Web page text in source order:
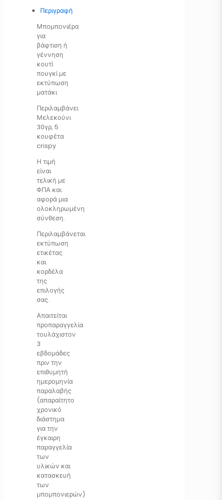
Περιγραφή
Μπομπονιέρα
για
βάφτιση ή
γέννηση
κουτί
πουγκί με
εκτύπωση
ματάκι
Περιλαμβάνει
Μελεκούνι
30γρ, 5
κουφέτα
crispy
Η τιμή
είναι
τελική με
ΦΠΑ και
αφορά μια
ολοκληρωμένη
σύνθεση.
Περιλαμβάνεται
εκτύπωση
ετικέτας
και
κορδέλα
της
επιλογής
σας.
Απαιτείται
προπαραγγελία
τουλάχιστον
3
εβδομάδες
πριν την
επιθυμητή
ημερομηνία
παραλαβής
(απαραίτητο
χρονικό
διάστημα
για την
έγκαιρη
παραγγελία
των
υλικών και
κατασκευή
των
μπομπονιερών)